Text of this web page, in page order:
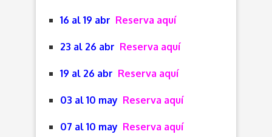
16 al 19 abr Reserva aquí
23 al 26 abr Reserva aquí
19 al 26 abr Reserva aquí
03 al 10 may Reserva aquí
07 al 10 may Reserva aquí